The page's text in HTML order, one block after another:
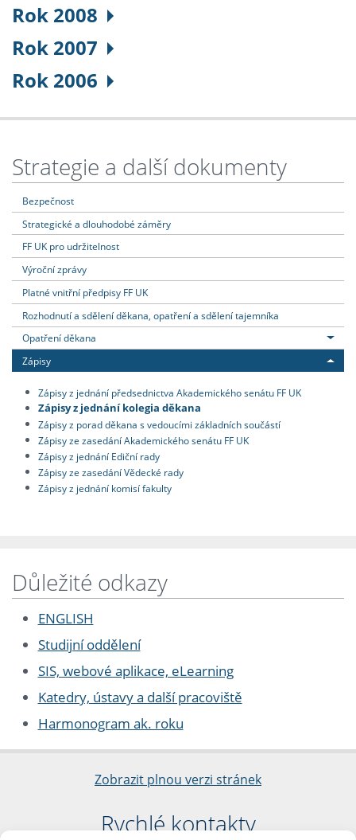
Rok 2008
Rok 2007
Rok 2006
Strategie a další dokumenty
Bezpečnost
Strategické a dlouhodobé záměry
FF UK pro udržitelnost
Výroční zprávy
Platné vnitřní předpisy FF UK
Rozhodnutí a sdělení děkana, opatření a sdělení tajemníka
Opatření děkana
Zápisy
Zápisy z jednání předsednictva Akademického senátu FF UK
Zápisy z jednání kolegia děkana
Zápisy z porad děkana s vedoucími základních součástí
Zápisy ze zasedání Akademického senátu FF UK
Zápisy z jednání Ediční rady
Zápisy ze zasedání Vědecké rady
Zápisy z jednání komisí fakulty
Důležité odkazy
ENGLISH
Studijní oddělení
SIS, webové aplikace, eLearning
Katedry, ústavy a další pracoviště
Harmonogram ak. roku
Zobrazit plnou verzi stránek
Rychlé kontakty